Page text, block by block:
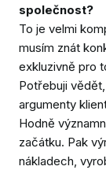
společnost?
To je velmi
musím znát
exkluzivně pro
Potřebuji
argumenty
Hodně
začátku. Pak
nákladech,